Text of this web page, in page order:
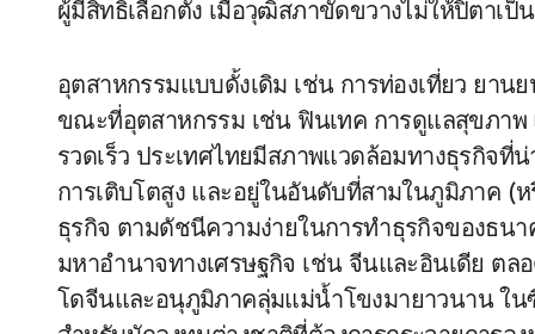
ผู้มีสิทธิเลือกตั้ง เมื่อวุฒิสภาขัดขวางไม่ให้ปิตาเป็
อุตสาหกรรมแบบดั้งเดิม เช่น การท่องเที่ยว ยา
ขณะที่อุตสาหกรรม เช่น ฟินเทค การดูแลสุขภาพ
รวดเร็ว ประเทศไทยมีสภาพแวดล้อมทางธุรกิจที่
การเติบโตสูง และอยู่ในอันดับที่สามในภูมิภาค (ห
ธุรกิจ ตามดัชนีความง่ายในการทำธุรกิจของธน
มหาอำนาจทางเศรษฐกิจ เช่น จีนและอินเดีย ต
โดจีนและอนุภูมิภาคลุ่มแม่น้ำโขงมายาวนาน ใน